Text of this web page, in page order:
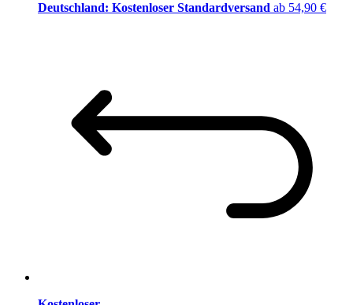
Deutschland: Kostenloser Standardversand ab 54,90 €